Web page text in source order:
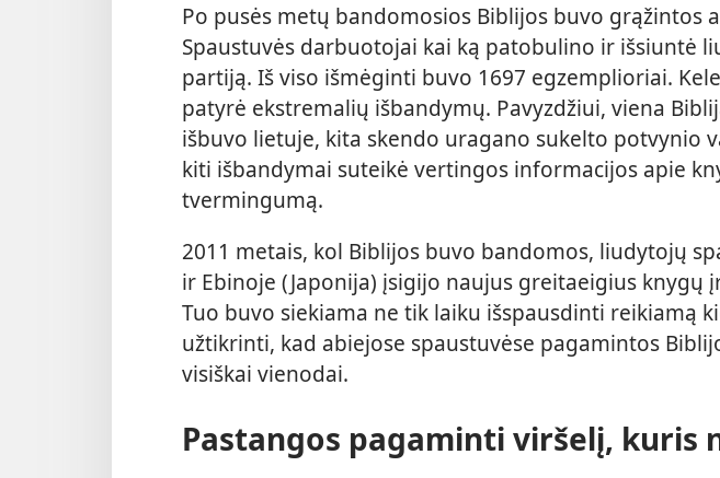
Po pusės metų bandomosios Biblijos buvo grąžintos
Spaustuvės darbuotojai kai ką patobulino ir išsiuntė
partiją. Iš viso išmėginti buvo 1697 egzemplioriai.
patyrė ekstremalių išbandymų. Pavyzdžiui, viena
išbuvo lietuje, kita skendo uragano sukelto potvynio
kiti išbandymai suteikė vertingos informacijos apie
tvermingumą.
2011 metais, kol Biblijos buvo bandomos, liudytojų
ir Ebinoje (Japonija) įsigijo naujus greitaeigius knygų
Tuo buvo siekiama ne tik laiku išspausdinti reikiamą
užtikrinti, kad abiejose spaustuvėse pagamintos
visiškai vienodai.
Pastangos pagaminti viršelį, kuris